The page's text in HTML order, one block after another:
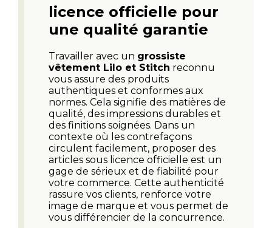
licence officielle pour
une qualité garantie
Travailler avec un grossiste
vêtement Lilo et Stitch reconnu
vous assure des produits
authentiques et conformes aux
normes. Cela signifie des matières de
qualité, des impressions durables et
des finitions soignées. Dans un
contexte où les contrefaçons
circulent facilement, proposer des
articles sous licence officielle est un
gage de sérieux et de fiabilité pour
votre commerce. Cette authenticité
rassure vos clients, renforce votre
image de marque et vous permet de
vous différencier de la concurrence.